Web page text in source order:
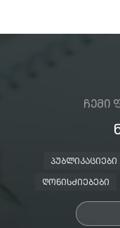
ᲩᲔᲛᲘ
ᲞᲣᲑᲚᲘᲙᲐᲪᲘᲔᲑᲘ
ᲦᲝᲜᲘᲡᲫᲘᲔᲑᲔᲑᲘ